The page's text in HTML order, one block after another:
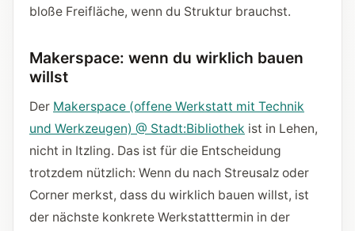
bloße Freifläche, wenn du Struktur brauchst.
Makerspace: wenn du wirklich bauen
willst
Der Makerspace (offene Werkstatt mit Technik
und Werkzeugen) @ Stadt:Bibliothek ist in Lehen,
nicht in Itzling. Das ist für die Entscheidung
trotzdem nützlich: Wenn du nach Streusalz oder
Corner merkst, dass du wirklich bauen willst, ist
der nächste konkrete Werkstatttermin in der